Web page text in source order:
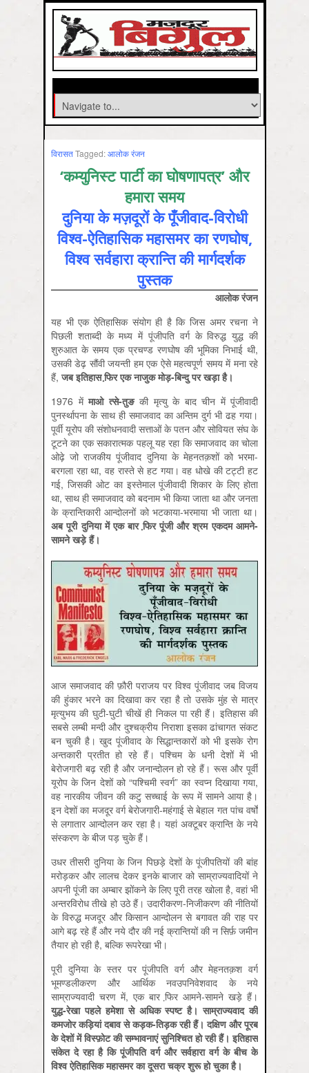
विरासतTagged:आलोक रंजन
‘कम्युनिस्ट पार्टी का घोषणापत्र’ और
हमारा समय
दुनिया के मज़दूरों के पूँजीवाद-विरोधी
विश्व-ऐतिहासिक महासमर का रणघोष,
विश्व सर्वहारा क्रान्ति की मार्गदर्शक
पुस्तक
आलोक रंजन
यह भी एक ऐतिहासिक संयोग ही है कि जिस अमर रचना ने
पिछली शताब्दी के मध्य में पूंजीपति वर्ग के विरुद्ध युद्ध की
शुरुआत के समय एक प्रचण्ड रणघोष की भूमिका निभाई थी,
उसकी डेढ़ सौंवी जयन्ती हम एक ऐसे महत्वपूर्ण समय में मना रहे
हैं,जब इतिहास फि़र एक नाजुक मोड़-बिन्दु पर खड़ा है।
1976 मेंमाओ त्से-तुङकी मृत्यु के बाद चीन में पूंजीवादी
पुनर्स्थापना के साथ ही समाजवाद का अन्तिम दुर्ग भी ढह गया।
पूर्वी यूरोप की संशोधनवादी सत्ताओं के पतन और सोवियत संघ के
टूटने का एक सकारात्मक पहलू यह रहा कि समाजवाद का चोला
ओढ़े जो राजकीय पूंजीवाद दुनिया के मेहनतक़शों को भरमा-
बरगला रहा था, वह रास्ते से हट गया। वह धोखे की टट्टी हट
गई, जिसकी ओट का इस्तेमाल पूंजीवादी शिकार के लिए होता
था, साथ ही समाजवाद को बदनाम भी किया जाता था और जनता
के क्रान्तिकारी आन्दोलनों को भटकाया-भरमाया भी जाता था।
अब पूरी दुनिया में एक बार फि़र पूंजी और श्रम एकदम आमने-
सामने खड़े हैं।
आज समाजवाद की फ़ौरी पराजय पर विश्व पूंजीवाद जब विजय
की हुंकार भरने का दिखावा कर रहा है तो उसके मुंह से मात्र
मृत्युभय की घुटी-घुटी चीखें ही निकल पा रही हैं। इतिहास की
सबसे लम्बी मन्दी और दुश्चक्रीय निराशा इसका ढांचागत संकट
बन चुकी है। खुद पूंजीवाद के सिद्धान्तकारों को भी इसके रोग
अन्तकारी प्रतीत हो रहे हैं। पश्चिम के धनी देशों में भी
बेरोजगारी बढ़ रही है और जनान्दोलन हो रहे हैं। रूस और पूर्वी
यूरोप के जिन देशों को “पश्चिमी स्वर्ग” का स्वप्न दिखाया गया,
वह नारकीय जीवन की कटु सच्चाई के रूप में सामने आया है।
इन देशों का मजदूर वर्ग बेरोजगारी-महंगाई से बेहाल गत पांच वर्षों
से लगातार आन्दोलन कर रहा है। यहां अक्टूबर क्रान्ति के नये
संस्करण के बीज पड़ चुके हैं।
उधर तीसरी दुनिया के जिन पिछड़े देशों के पूंजीपतियों की बांह
मरोड़कर और लालच देकर इनके बाजार को साम्राज्यवादियों ने
अपनी पूंजी का अम्बार झोंकने के लिए पूरी तरह खोला है, वहां भी
अन्तरविरोध तीखे हो उठे हैं। उदारीकरण-निजीकरण की नीतियों
के विरुद्ध मजदूर और किसान आन्दोलन से बगावत की राह पर
आगे बढ़ रहे हैं और नये दौर की नई क्रान्तियों की न सिर्फ़ जमीन
तैयार हो रही है, बल्कि रूपरेखा भी।
पूरी दुनिया के स्तर पर पूंजीपति वर्ग और मेहनतक़श वर्ग
भूमण्डलीकरण और आर्थिक नवउपनिवेशवाद के नये
साम्राज्यवादी चरण में, एक बार फि़र आमने-सामने खड़े हैं।
युद्ध-रेखा पहले हमेशा से अधिक स्पष्ट है। साम्राज्यवाद की
कमजोर कड़ियां दबाव से कड़क-तिड़क रही हैं। दक्षिण और पूरब
के देशों में विस्फ़ोट की सम्भावनाएं सुनिश्चित हो रही हैं। इतिहास
संकेत दे रहा है कि पूंजीपति वर्ग और सर्वहारा वर्ग के बीच के
विश्व ऐतिहासिक महासमर का दूसरा चक्र शुरू हो चुका है।